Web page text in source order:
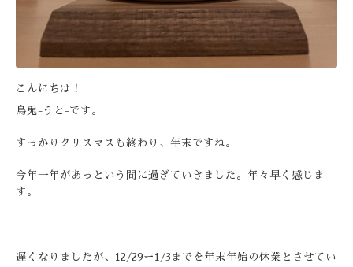
こんにちは！
烏兎-うと-です。
すっかりクリスマスも終わり、年末ですね。
今年一年があっという間に過ぎていきました。年々早く感じま
す。
遅くなりましたが、12/29ー1/3までを年末年始の休業とさせてい